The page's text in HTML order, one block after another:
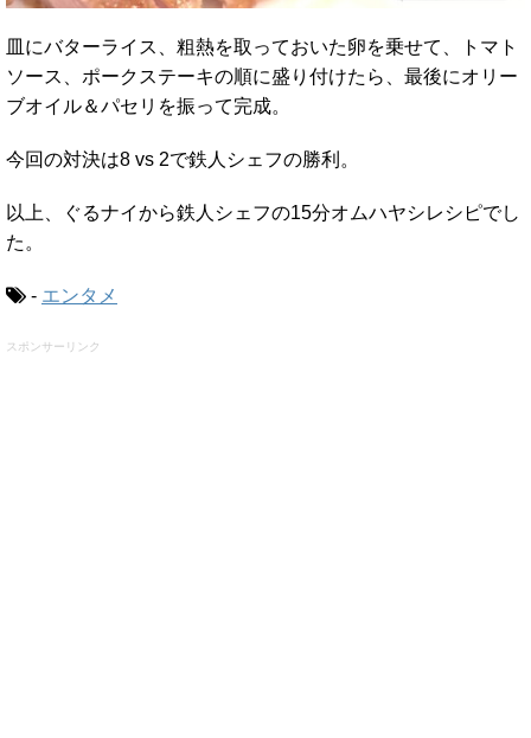
皿にバターライス、粗熱を取っておいた卵を乗せて、トマト
ソース、ポークステーキの順に盛り付けたら、最後にオリー
ブオイル＆パセリを振って完成。
今回の対決は8 vs 2で鉄人シェフの勝利。
以上、ぐるナイから鉄人シェフの15分オムハヤシレシピでし
た。
- エンタメ
スポンサーリンク